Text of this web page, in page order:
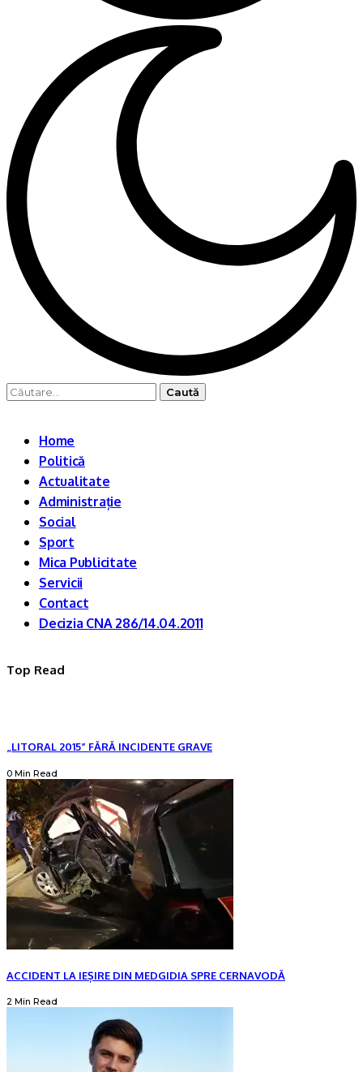
Caută
Home
Politică
Actualitate
Administrație
Social
Sport
Mica Publicitate
Servicii
Contact
Decizia CNA 286/14.04.2011
Top Read
„LITORAL 2015” FĂRĂ INCIDENTE GRAVE
0 Min Read
ACCIDENT LA IEȘIRE DIN MEDGIDIA SPRE CERNAVODĂ
2 Min Read